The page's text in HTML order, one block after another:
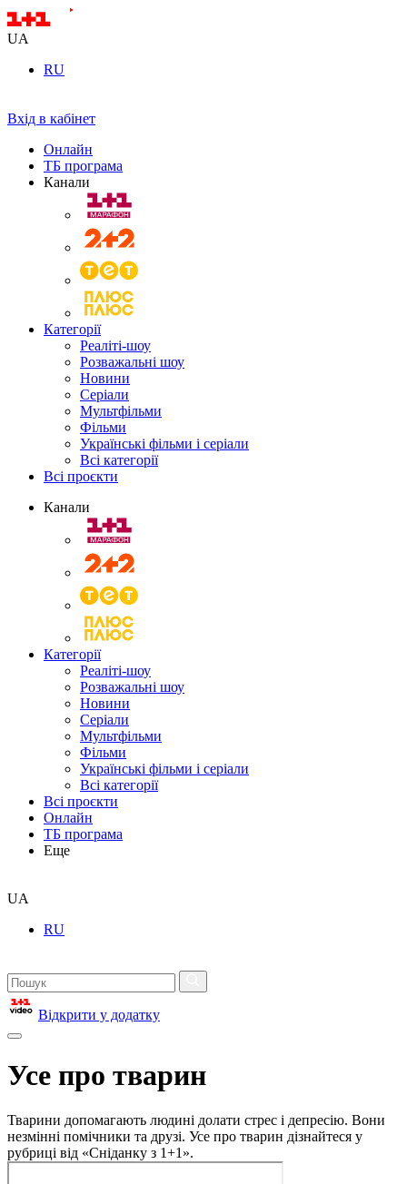
UA
RU
Вхід в кабінет
Онлайн
ТБ програма
Канали
Категорії
Реаліті-шоу
Розважальні шоу
Новини
Серіали
Мультфільми
Фільми
Українські фільми і серіали
Всі категорії
Всі проєкти
Канали
Категорії
Реаліті-шоу
Розважальні шоу
Новини
Серіали
Мультфільми
Фільми
Українські фільми і серіали
Всі категорії
Всі проєкти
Онлайн
ТБ програма
Еще
UA
RU
Відкрити у додатку
Усе про тварин
Тварини допомагають людині долати стрес і депресію. Вони
незмінні помічники та друзі. Усе про тварин дізнайтеся у
рубриці від «Сніданку з 1+1».